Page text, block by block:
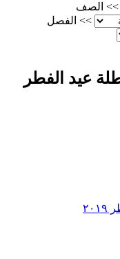
>>
الصف
>>
الفصل
عيد الفطر